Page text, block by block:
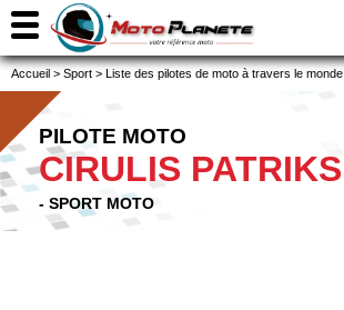
Accueil > Sport > Liste des pilotes de moto à travers le monde
PILOTE MOTO
CIRULIS PATRIKS
- SPORT MOTO